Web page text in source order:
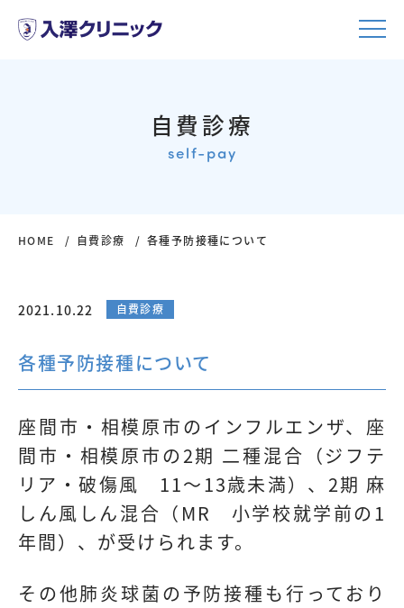
自費診療
self-pay
HOME 自費診療 各種予防接種について
2021.10.22 自費診療
各種予防接種について
座間市・相模原市のインフルエンザ、座
間市・相模原市の2期 二種混合（ジフテ
リア・破傷風 11～13歳未満）、2期 麻
しん風しん混合（MR 小学校就学前の1
年間）、が受けられます。
その他肺炎球菌の予防接種も行っており